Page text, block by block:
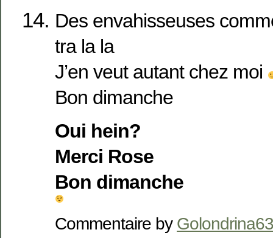
Des envahisseuses
tra la la
J’en veut autant chez moi
Bon dimanche
Oui hein?
Merci Rose
Bon dimanche
Commentaire by